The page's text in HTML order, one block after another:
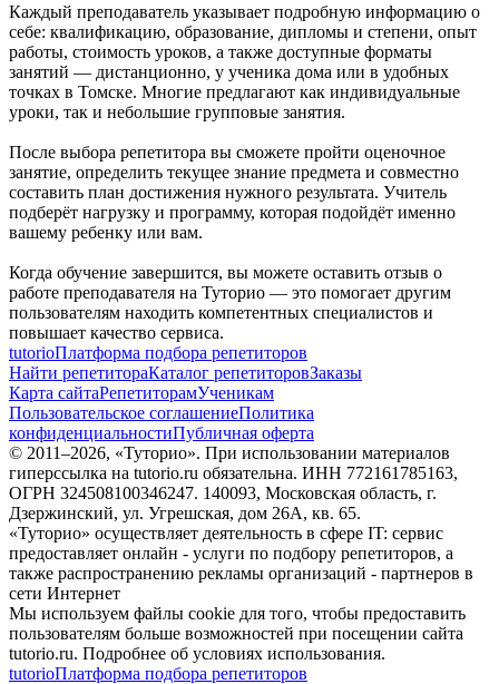
Каждый преподаватель указывает подробную информацию о
себе: квалификацию, образование, дипломы и степени, опыт
работы, стоимость уроков, а также доступные форматы
занятий — дистанционно, у ученика дома или в удобных
точках в Томске. Многие предлагают как индивидуальные
уроки, так и небольшие групповые занятия.
После выбора репетитора вы сможете пройти оценочное
занятие, определить текущее знание предмета и совместно
составить план достижения нужного результата. Учитель
подберёт нагрузку и программу, которая подойдёт именно
вашему ребенку или вам.
Когда обучение завершится, вы можете оставить отзыв о
работе преподавателя на Туторио — это помогает другим
пользователям находить компетентных специалистов и
повышает качество сервиса.
tutorioПлатформа подбора репетиторов
Найти репетитораКаталог репетиторовЗаказы
Карта сайтаРепетиторамУченикам
Пользовательское соглашениеПолитика
конфиденциальностиПубличная оферта
© 2011–2026, «Туторио». При использовании материалов
гиперссылка на tutorio.ru обязательна. ИНН 772161785163,
ОГРН 324508100346247. 140093, Московская область, г.
Дзержинский, ул. Угрешская, дом 26А, кв. 65.
«Туторио» осуществляет деятельность в сфере IT: сервис
предоставляет онлайн - услуги по подбору репетиторов, а
также распространению рекламы организаций - партнеров в
сети Интернет
Мы используем файлы cookie для того, чтобы предоставить
пользователям больше возможностей при посещении сайта
tutorio.ru. Подробнее об условиях использования.
tutorioПлатформа подбора репетиторов